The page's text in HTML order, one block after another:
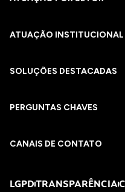
ATUAÇÃO INSTITUCIONAL
SOLUÇÕES DESTACADAS
PERGUNTAS CHAVES​
CANAIS DE CONTATO
LGPDTRANSPARÊNCIA